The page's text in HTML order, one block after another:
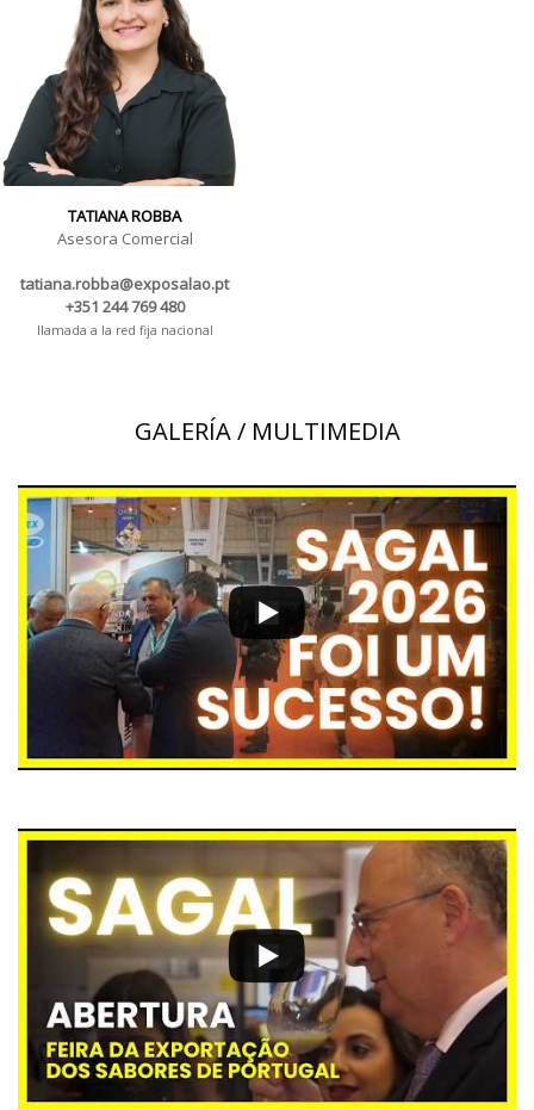
TATIANA ROBBA
Asesora Comercial
tatiana.robba@exposalao.pt
+351 244 769 480
llamada a la red fija nacional
GALERÍA / MULTIMEDIA